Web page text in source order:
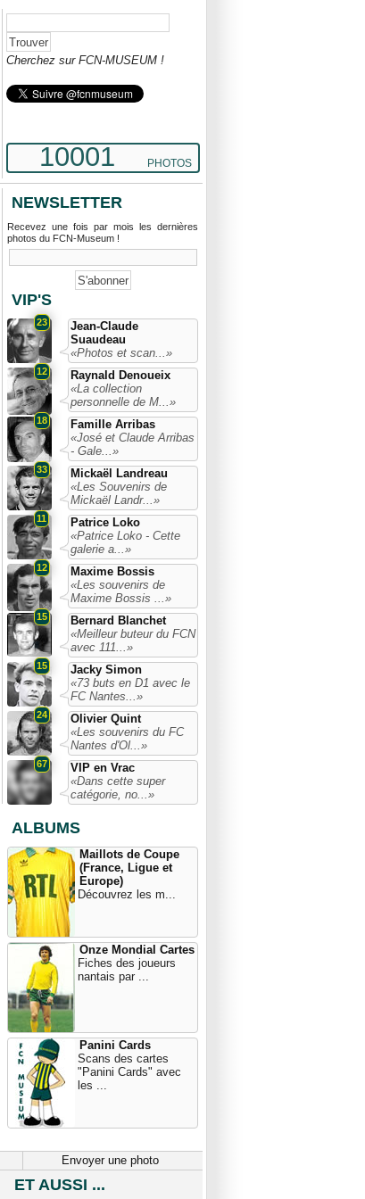
Cherchez sur FCN-MUSEUM !
10001 PHOTOS
NEWSLETTER
Recevez une fois par mois les dernières
photos du FCN-Museum !
VIP'S
23
Jean-Claude
Suaudeau
«Photos et scan...»
12
Raynald Denoueix
«La collection
personnelle de M...»
18
Famille Arribas
«José et Claude Arribas
- Gale...»
33
Mickaël Landreau
«Les Souvenirs de
Mickaël Landr...»
11
Patrice Loko
«Patrice Loko - Cette
galerie a...»
12
Maxime Bossis
«Les souvenirs de
Maxime Bossis ...»
15
Bernard Blanchet
«Meilleur buteur du FCN
avec 111...»
15
Jacky Simon
«73 buts en D1 avec le
FC Nantes...»
24
Olivier Quint
«Les souvenirs du FC
Nantes d'Ol...»
67
VIP en Vrac
«Dans cette super
catégorie, no...»
ALBUMS
Maillots de Coupe
(France, Ligue et
Europe)
Découvrez les m...
Onze Mondial Cartes
Fiches des joueurs
nantais par ...
Panini Cards
Scans des cartes
"Panini Cards" avec
les ...
Envoyer une photo
ET AUSSI ...